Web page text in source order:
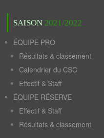
SAISON 2021/2022
ÉQUIPE PRO
Résultats & classement
Calendrier du CSC
Effectif & Staff
ÉQUIPE RÉSERVE
Effectif & Staff
Résultats & classement